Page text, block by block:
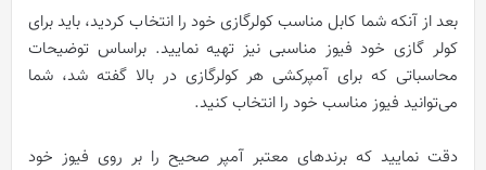
بعد از آنکه شما کابل مناسب کولرگازی خود را انتخاب کردید، باید برای
کولر گازی خود فیوز مناسبی نیز تهیه نمایید. براساس توضیحات
محاسباتی که برای آمپرکشی هر کولرگازی در بالا گفته شد، شما
می‌توانید فیوز مناسب خود را انتخاب کنید.
دقت نمایید که برندهای معتبر آمپر صحیح را بر روی فیوز خود